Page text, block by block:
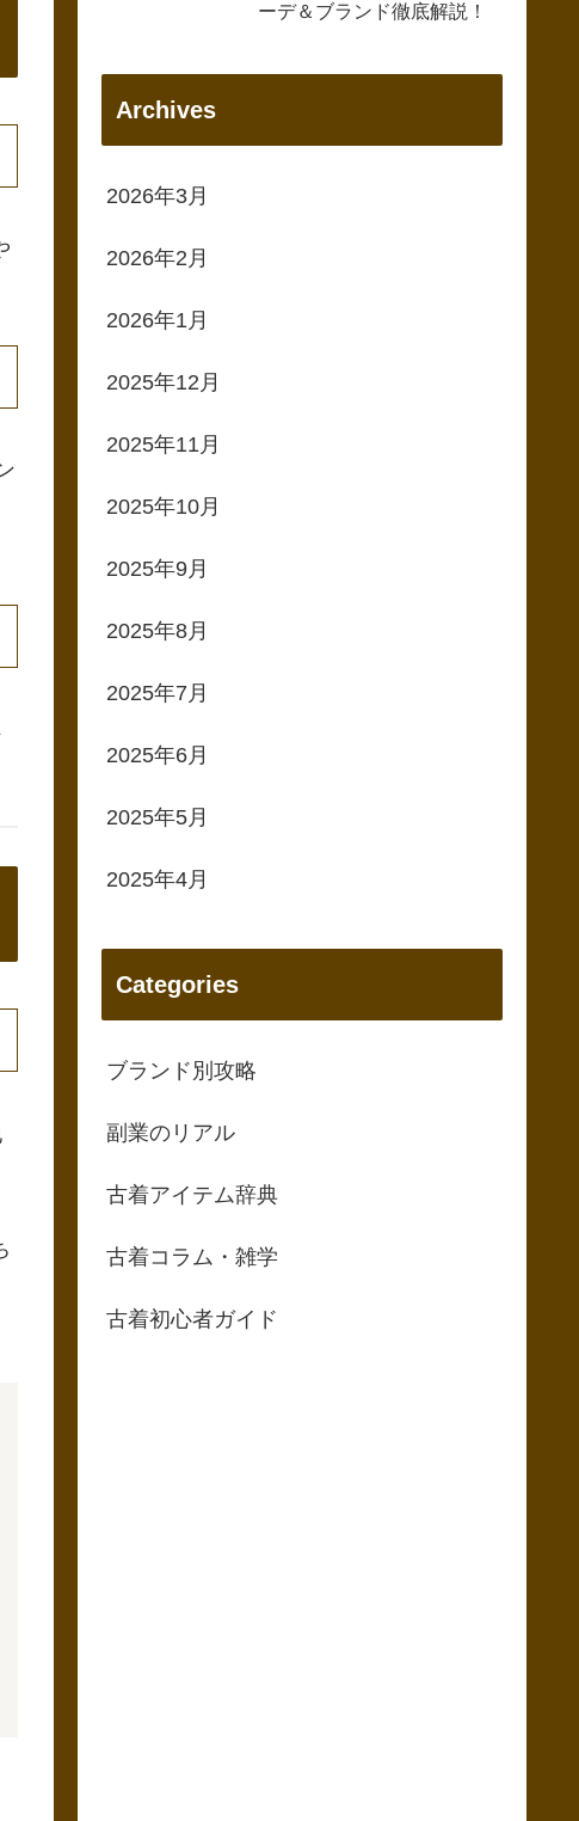
ーデ＆ブランド徹底解説！
Archives
2026年3月
2026年2月
2026年1月
2025年12月
2025年11月
2025年10月
2025年9月
2025年8月
2025年7月
2025年6月
2025年5月
2025年4月
Categories
ブランド別攻略
副業のリアル
古着アイテム辞典
古着コラム・雑学
古着初心者ガイド